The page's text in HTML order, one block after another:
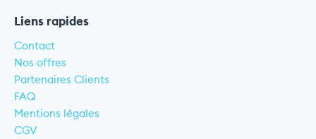
Liens rapides
Contact
Nos offres
Partenaires Clients
FAQ
Mentions légales
CGV